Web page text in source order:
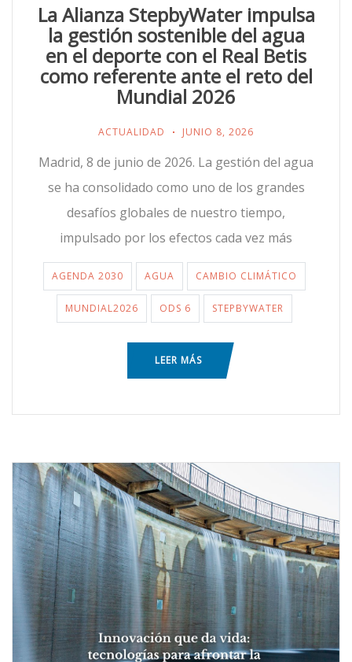
La Alianza StepbyWater impulsa
la gestión sostenible del agua
en el deporte con el Real Betis
como referente ante el reto del
Mundial 2026
ACTUALIDAD JUNIO 8, 2026
Madrid, 8 de junio de 2026. La gestión del agua
se ha consolidado como uno de los grandes
desafíos globales de nuestro tiempo,
impulsado por los efectos cada vez más
AGENDA 2030 AGUA CAMBIO CLIMÁTICO
MUNDIAL2026 ODS 6 STEPBYWATER
LEER MÁS